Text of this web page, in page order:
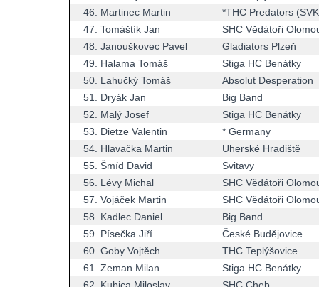
46.
Martinec Martin
*THC Predators
47. Tomáštík Jan
SHC Vědátoři
48. Janouškovec Pavel
Gladiators Plzeň
49.
Halama Tomáš
Stiga HC Benátky
50. Lahučký Tomáš
Absolut Desperation
51.
Dryák Jan
Big Band
52.
Malý Josef
Stiga HC Benátky
53.
Dietze Valentin
* Germany
54. Hlavačka Martin
Uherské Hradiště
55. Šmíd David
Svitavy
56.
Lévy Michal
SHC Vědátoři
57. Vojáček Martin
SHC Vědátoři
58.
Kadlec Daniel
Big Band
59.
Písečka Jiří
České Budějovice
60. Goby Vojtěch
THC Teplýšovice
61.
Zeman Milan
Stiga HC Benátky